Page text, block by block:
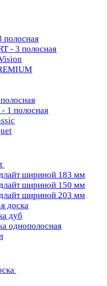
полосная
- 3 полосная
1 полосная
шириной 183 мм
шириной 150 мм
шириной 203 мм
доска
дуб
однополосная